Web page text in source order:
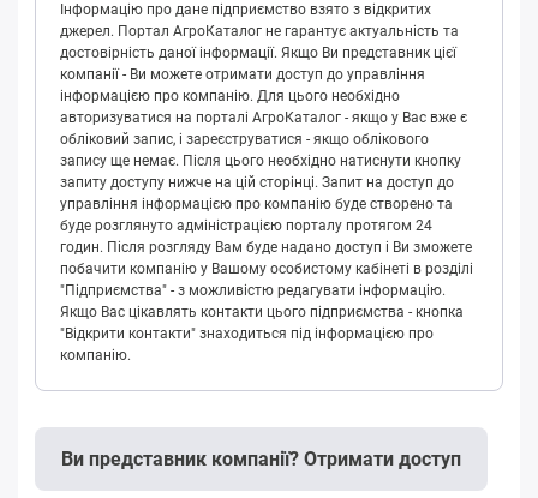
Інформацію про дане підприємство взято з відкритих
джерел. Портал АгроКаталог не гарантує актуальність та
достовірність даної інформації. Якщо Ви представник цієї
компанії - Ви можете отримати доступ до управління
інформацією про компанію. Для цього необхідно
авторизуватися на порталі АгроКаталог - якщо у Вас вже є
обліковий запис, і зареєструватися - якщо облікового
запису ще немає. Після цього необхідно натиснути кнопку
запиту доступу нижче на цій сторінці. Запит на доступ до
управління інформацією про компанію буде створено та
буде розглянуто адміністрацією порталу протягом 24
годин. Після розгляду Вам буде надано доступ і Ви зможете
побачити компанію у Вашому особистому кабінеті в розділі
"Підприємства" - з можливістю редагувати інформацію.
Якщо Вас цікавлять контакти цього підприємства - кнопка
"Відкрити контакти" знаходиться під інформацією про
компанію.
Ви представник компанії? Отримати доступ